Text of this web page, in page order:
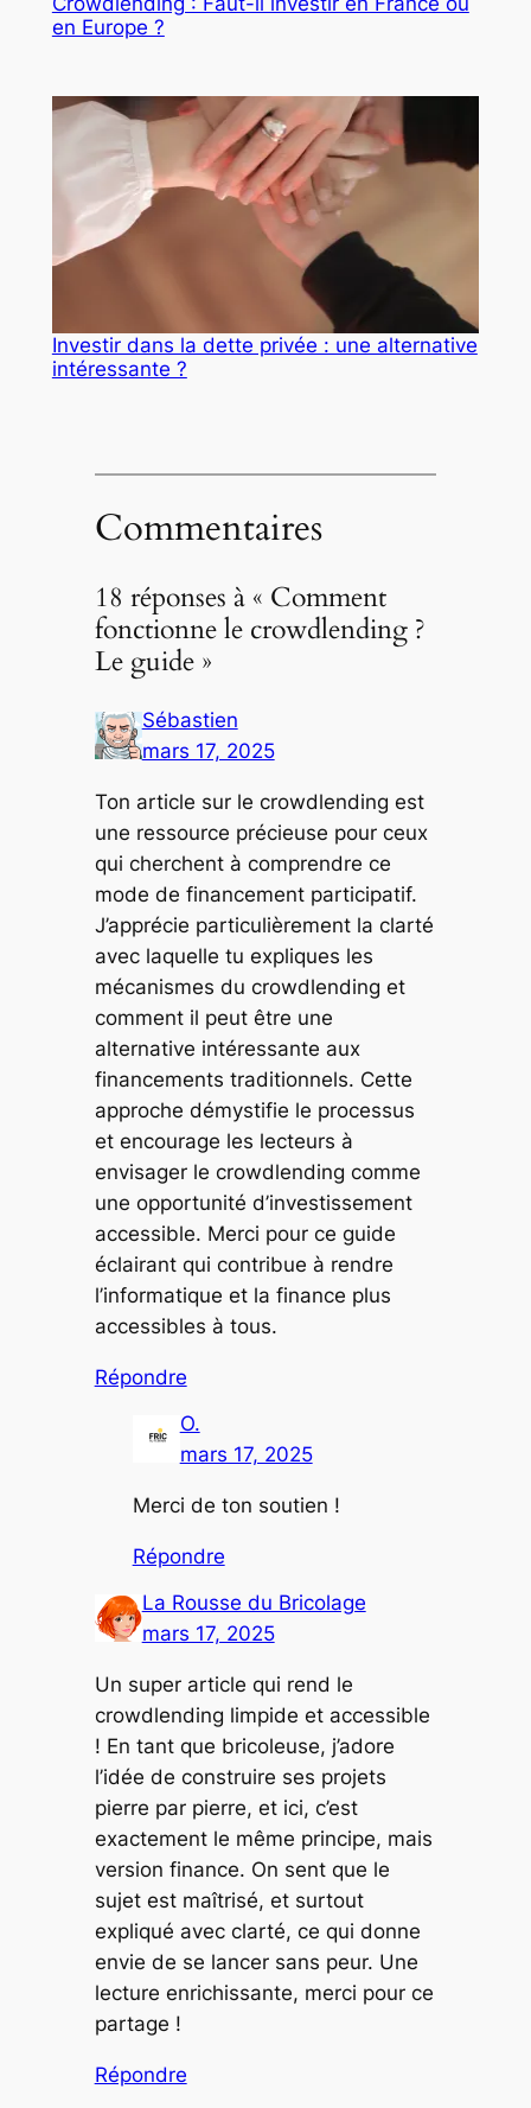
en Europe ?
Investir dans la dette privée : une alternative
intéressante ?
Commentaires
18 réponses à « Comment
fonctionne le crowdlending ?
Le guide »
Sébastien
mars 17, 2025
Ton article sur le crowdlending est
une ressource précieuse pour ceux
qui cherchent à comprendre ce
mode de financement participatif.
J’apprécie particulièrement la clarté
avec laquelle tu expliques les
mécanismes du crowdlending et
comment il peut être une
alternative intéressante aux
financements traditionnels. Cette
approche démystifie le processus
et encourage les lecteurs à
envisager le crowdlending comme
une opportunité d’investissement
accessible. Merci pour ce guide
éclairant qui contribue à rendre
l’informatique et la finance plus
accessibles à tous.
Répondre
O.
mars 17, 2025
Merci de ton soutien !
Répondre
La Rousse du Bricolage
mars 17, 2025
Un super article qui rend le
crowdlending limpide et accessible
! En tant que bricoleuse, j’adore
l’idée de construire ses projets
pierre par pierre, et ici, c’est
exactement le même principe, mais
version finance. On sent que le
sujet est maîtrisé, et surtout
expliqué avec clarté, ce qui donne
envie de se lancer sans peur. Une
lecture enrichissante, merci pour ce
partage !
Répondre